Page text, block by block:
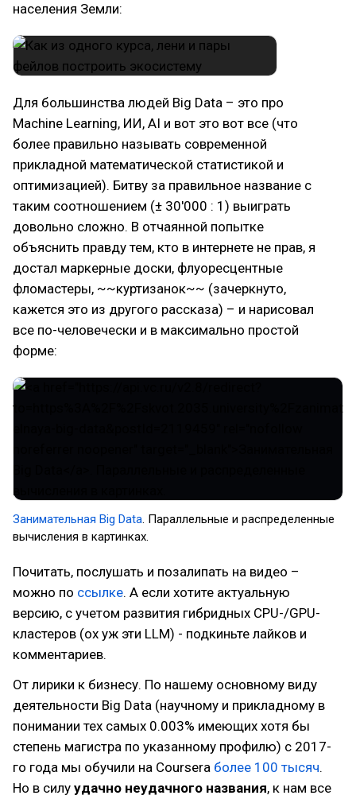
населения Земли:
Для большинства людей Big Data – это про
Machine Learning, ИИ, AI и вот это вот все (что
более правильно называть современной
прикладной математической статистикой и
оптимизацией). Битву за правильное название с
таким соотношением (± 30'000 : 1) выиграть
довольно сложно. В отчаянной попытке
объяснить правду тем, кто в интернете не прав, я
достал маркерные доски, флуоресцентные
фломастеры, ~~куртизанок~~ (зачеркнуто,
кажется это из другого рассказа) – и нарисовал
все по-человечески и в максимально простой
форме:
Занимательная Big Data. Параллельные и распределенные
вычисления в картинках.
Почитать, послушать и позалипать на видео –
можно по ссылке. А если хотите актуальную
версию, с учетом развития гибридных CPU-/GPU-
кластеров (ох уж эти LLM) - подкиньте лайков и
комментариев.
От лирики к бизнесу. По нашему основному виду
деятельности Big Data (научному и прикладному в
понимании тех самых 0.003% имеющих хотя бы
степень магистра по указанному профилю) с 2017-
го года мы обучили на Coursera более 100 тысяч.
Но в силу удачно неудачного названия, к нам все